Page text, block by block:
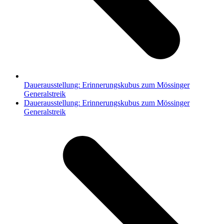
Dauerausstellung: Erinnerungskubus zum Mössinger
Generalstreik
Nächster
Beitrag:
Dauerausstellung: Erinnerungskubus zum Mössinger
Generalstreik